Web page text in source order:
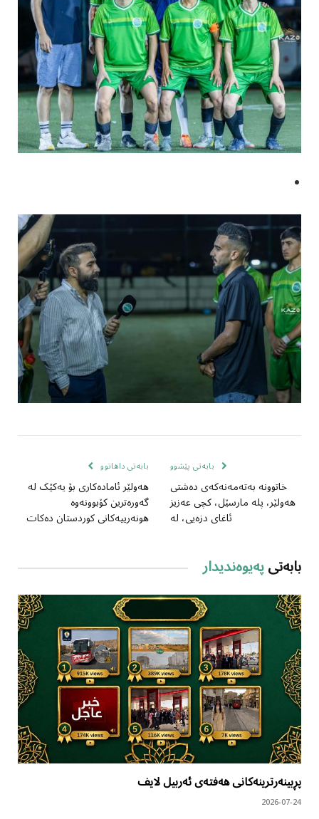
بابەتی پێشوو
خاتوونە بەتەمەنەکەی دەشتی
هەولێر، پلە مارسێل، کچی عەزیز
ئاغای دزەیی، لە
بابەتی داهاتوو
هەولێر ئامادەکاری بۆ یەکێک لە
گەورەترین کۆبوونەوە
هونەرییەکانی کوردستان دەکات
بابەتیپەیوەندیدار
پڕبینەرترینەکانی هەفتەی ئەربیل لایف
2026-07-24